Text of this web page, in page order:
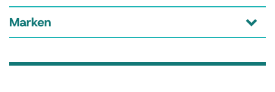
Marken